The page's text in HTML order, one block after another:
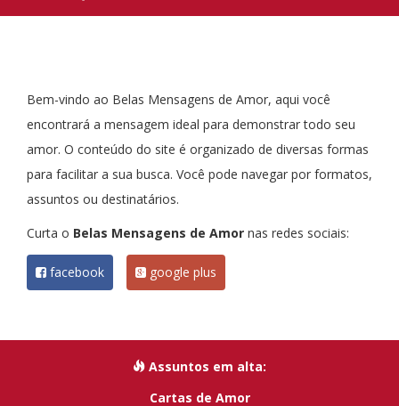
Bem-vindo ao Belas Mensagens de Amor, aqui você
encontrará a mensagem ideal para demonstrar todo seu
amor. O conteúdo do site é organizado de diversas formas
para facilitar a sua busca. Você pode navegar por formatos,
assuntos ou destinatários.
Curta o Belas Mensagens de Amor nas redes sociais:
facebook google plus
Assuntos em alta:
Cartas de Amor